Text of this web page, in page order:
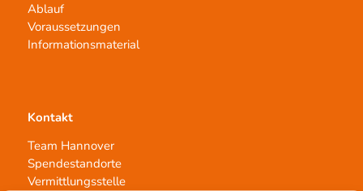
Ablauf
Voraussetzungen
Informationsmaterial
Kontakt
Team Hannover
Spendestandorte
Vermittlungsstelle